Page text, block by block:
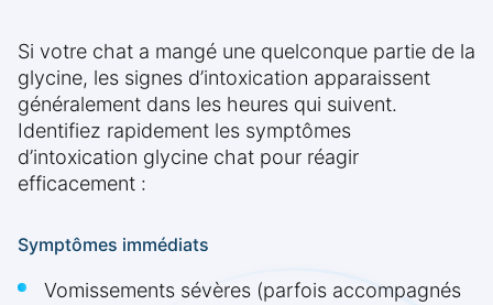
Si votre chat a mangé une quelconque partie de la
glycine, les signes d’intoxication apparaissent
généralement dans les heures qui suivent.
Identifiez rapidement les symptômes
d’intoxication glycine chat pour réagir
efficacement :
Symptômes immédiats
Vomissements sévères (parfois accompagnés